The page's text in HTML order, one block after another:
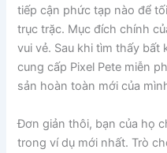
tiếp cận phức tạp nào để
trục trặc. Mục đích chính
vui vẻ. Sau khi tìm thấy
cung cấp Pixel Pete miễn
sản hoàn toàn mới của
Đơn giản thôi, bạn của họ
trong ví dụ mới nhất. Trò